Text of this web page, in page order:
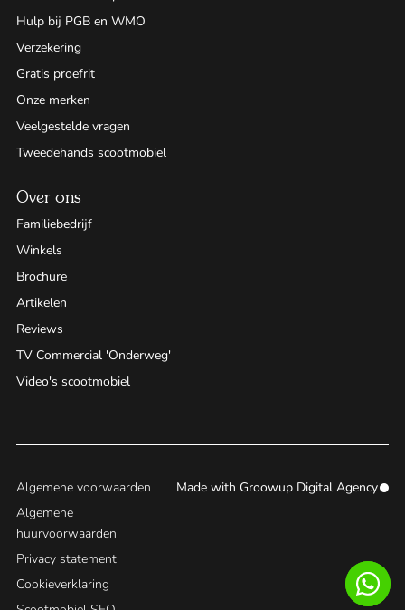
Hulp bij PGB en WMO
Verzekering
Gratis proefrit
Onze merken
Veelgestelde vragen
Tweedehands scootmobiel
Over ons
Familiebedrijf
Winkels
Brochure
Artikelen
Reviews
TV Commercial 'Onderweg'
Video's scootmobiel
Algemene voorwaarden
Algemene
huurvoorwaarden
Privacy statement
Cookieverklaring
Made with Groowup Digital Agency